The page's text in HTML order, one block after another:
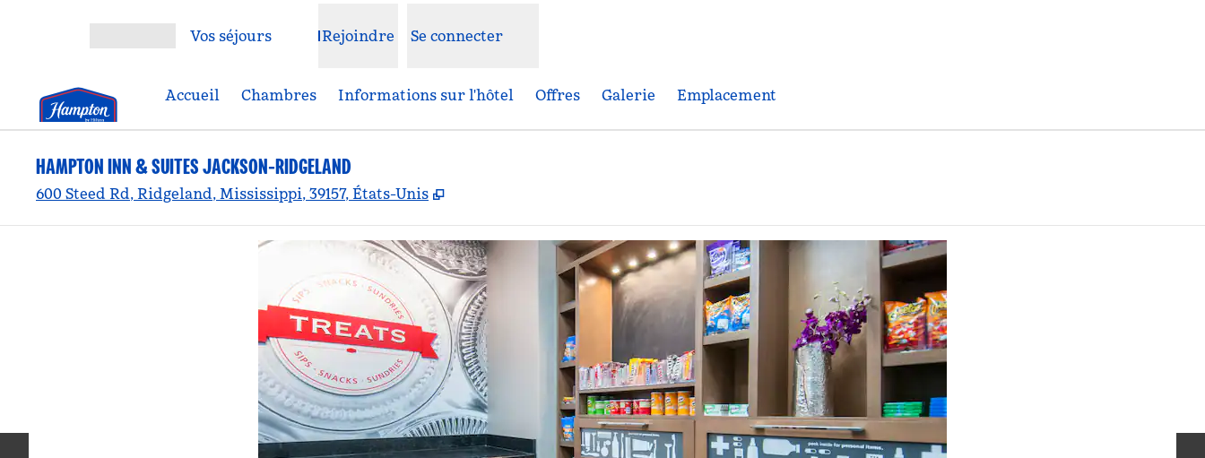
Vos séjours Rejoindre Se connecter
Accueil Chambres Informations sur l'hôtel Offres Galerie Emplacement
HAMPTON INN & SUITES JACKSON-RIDGELAND
600 Steed Rd, Ridgeland, Mississippi, 39157, États-Unis ,